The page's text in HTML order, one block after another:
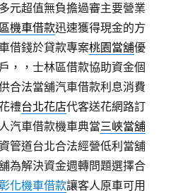
元超值無負擔過審主要營業
機車借款迅速獲得現金的方
借錢於貸款專案桃園當舖優
，，士林區借款協助資金個
合法當舖汽車借款利息消費
禮台北花店代客送花網路訂
汽車借款機車典當三峽當舖
管道台北合法經營低利當舖
為解決資金週轉問題選擇合
化機車借款讓客人原車可用